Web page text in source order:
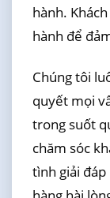
hành.
hành để
Chúng tôi
quyết mọi
trong suốt
chăm sóc
tình giải